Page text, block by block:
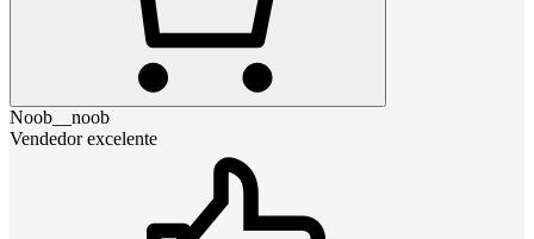
Noob__noob
Vendedor excelente